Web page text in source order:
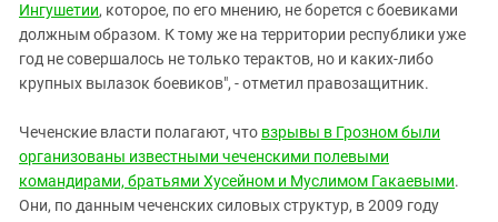
Ингушетии, которое, по его мнению, не борется с боевиками
должным образом. К тому же на территории республики уже
год не совершалось не только терактов, но и каких-либо
крупных вылазок боевиков", - отметил правозащитник.
Чеченские власти полагают, что взрывы в Грозном были
организованы известными чеченскими полевыми
командирами, братьями Хусейном и Муслимом Гакаевыми.
Они, по данным чеченских силовых структур, в 2009 году